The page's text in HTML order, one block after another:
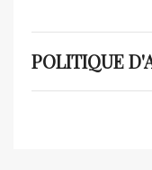
POLITIQUE